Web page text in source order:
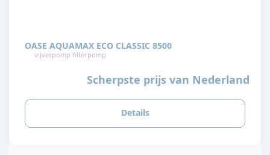
OASE AQUAMAX ECO CLASSIC 8500
vijverpomp filterpomp
Scherpste prijs van Nederland
Details